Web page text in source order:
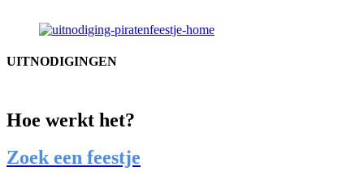
UITNODIGINGEN
Hoe werkt het?
Zoek een feestje